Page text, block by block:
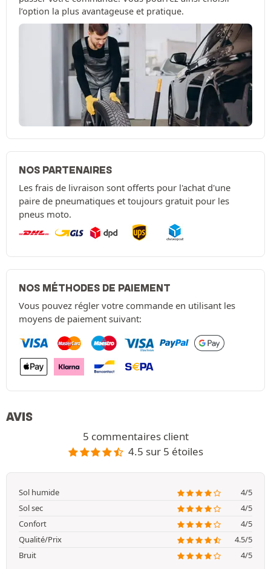
l’option la plus avantageuse et pratique.
NOS PARTENAIRES
Les frais de livraison sont offerts pour l'achat d'une
paire de pneumatiques et toujours gratuit pour les
pneus moto.
NOS MÉTHODES DE PAIEMENT
Vous pouvez régler votre commande en utilisant les
moyens de paiement suivant:
AVIS
5 commentaires client
4.5 sur 5 étoiles
Sol humide
4/5
Sol sec
4/5
Confort
4/5
Qualité/Prix
4.5/5
Bruit
4/5